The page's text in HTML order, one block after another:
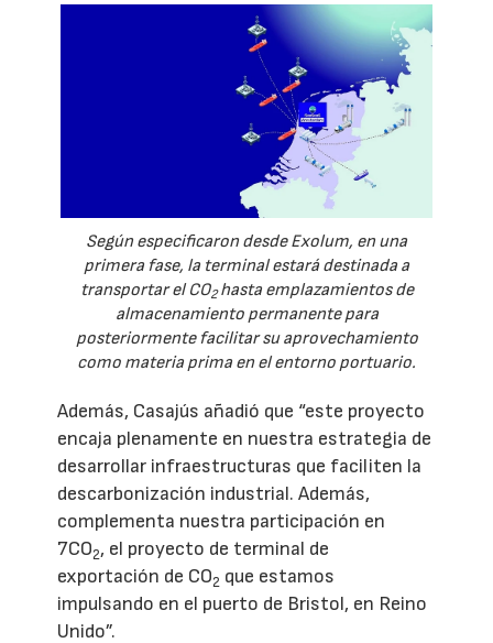
Según especificaron desde Exolum, en una
primera fase, la terminal estará destinada a
transportar el CO2hasta emplazamientos de
almacenamiento permanente para
posteriormente facilitar su aprovechamiento
como materia prima en el entorno portuario.
Además, Casajús añadió que “este proyecto
encaja plenamente en nuestra estrategia de
desarrollar infraestructuras que faciliten la
descarbonización industrial. Además,
complementa nuestra participación en
7CO2, el proyecto de terminal de
exportación de CO2 que estamos
impulsando en el puerto de Bristol, en Reino
Unido”.